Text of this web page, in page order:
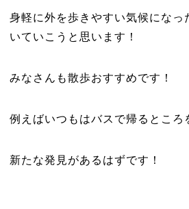
身軽に外を歩きやすい気候になっ
いていこうと思います！
みなさんも散歩おすすめです！
例えばいつもはバスで帰るところ
新たな発見があるはずです！